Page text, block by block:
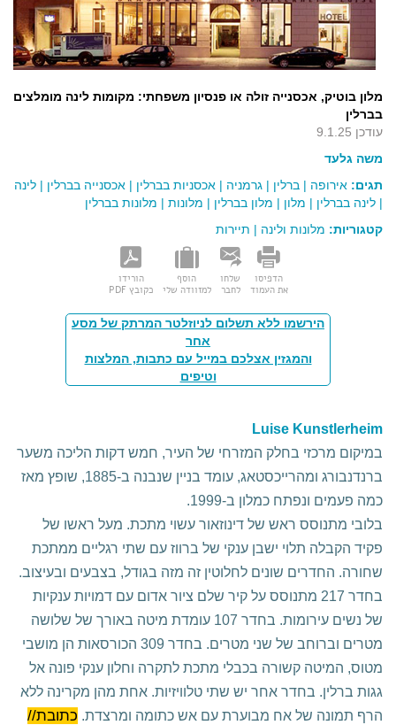
מלון בוטיק, אכסנייה זולה או פנסיון משפחתי: מקומות לינה מומלצים
בברלין
עודכן 9.1.25
משה גלעד
תגים: אירופה | ברלין | גרמניה | אכסניות בברלין | אכסנייה בברלין | לינה
| לינה בברלין | מלון | מלון בברלין | מלונות | מלונות בברלין
קטגוריות: מלונות ולינה | תיירות
הדפיסו
את העמוד
שלחו
לחבר
הוסף
למזוודה שלי
הורידו
כקובץ PDF
הירשמו ללא תשלום לניוזלטר המרתק של מסע
אחר
והמגזין אצלכם במייל עם כתבות, המלצות
וטיפים
Luise Kunstlerheim
במיקום מרכזי בחלק המזרחי של העיר, חמש דקות הליכה משער
ברנדנבורג ומהרייכסטאג, עומד בניין שנבנה ב-1885, שופץ מאז
כמה פעמים ונפתח כמלון ב-1999.
בלובי מתנוסס ראש של דינוזאור עשוי מתכת. מעל ראשו של
פקיד הקבלה תלוי ישבן ענקי של ברווז עם שתי רגליים ממתכת
שחורה. החדרים שונים לחלוטין זה מזה בגודל, בצבעים ובעיצוב.
בחדר 217 מתנוסס על קיר שלם ציור אדום עם דמויות ענקיות
של נשים עירומות. בחדר 107 עומדת מיטה באורך של שלושה
מטרים וברוחב של שני מטרים. בחדר 309 הכורסאות הן מושבי
מטוס, המיטה קשורה בכבלי מתכת לתקרה וחלון ענקי פונה אל
גגות ברלין. בחדר אחר יש שתי טלוויזיות. אחת מהן מקרינה ללא
הרף תמונה של אח מבוערת עם אש כתומה ומרצדת. כתובת//